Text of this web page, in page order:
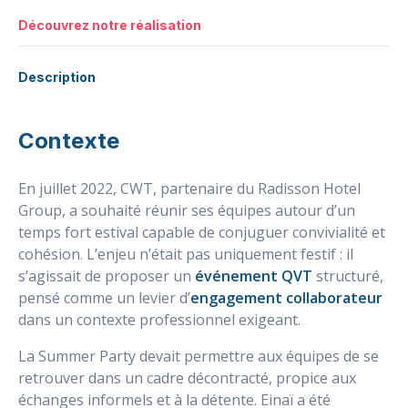
Découvrez notre réalisation
Description
Contexte
En juillet 2022, CWT, partenaire du Radisson Hotel
Group, a souhaité réunir ses équipes autour d’un
temps fort estival capable de conjuguer convivialité et
cohésion. L’enjeu n’était pas uniquement festif : il
s’agissait de proposer un événement QVT structuré,
pensé comme un levier d’engagement collaborateur
dans un contexte professionnel exigeant.
La Summer Party devait permettre aux équipes de se
retrouver dans un cadre décontracté, propice aux
échanges informels et à la détente. Einaï a été